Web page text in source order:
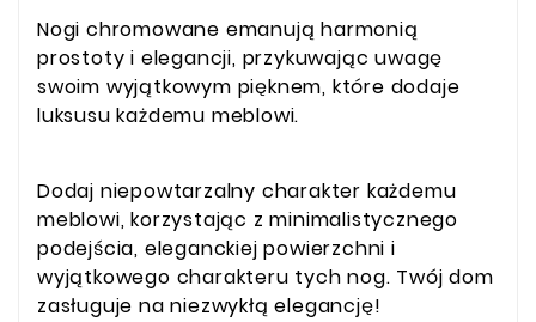
Nogi chromowane emanują harmonią
prostoty i elegancji, przykuwając uwagę
swoim wyjątkowym pięknem, które dodaje
luksusu każdemu meblowi.
Dodaj niepowtarzalny charakter każdemu
meblowi, korzystając z minimalistycznego
podejścia, eleganckiej powierzchni i
wyjątkowego charakteru tych nog. Twój dom
zasługuje na niezwykłą elegancję!